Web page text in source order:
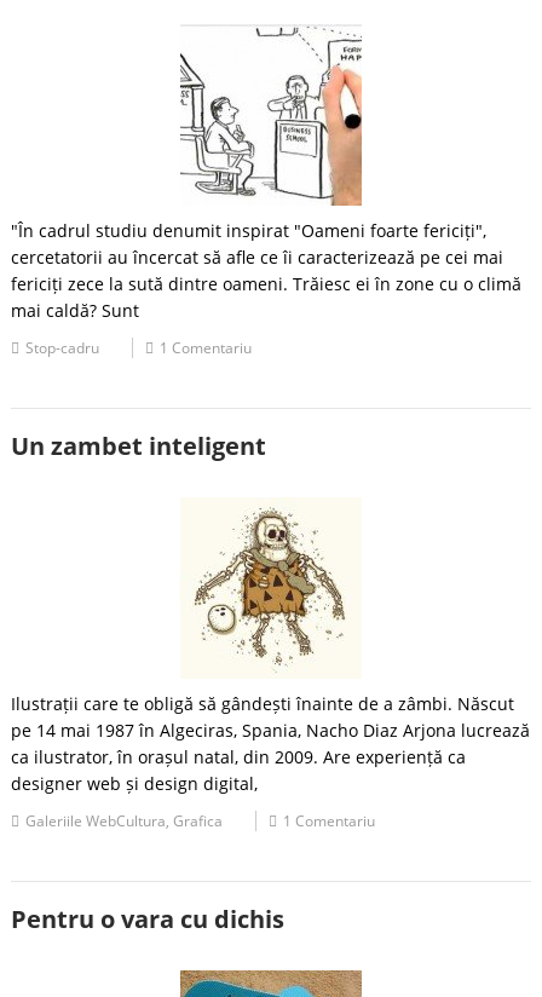
"În cadrul studiu denumit inspirat "Oameni foarte fericiți",
cercetatorii au încercat să afle ce îi caracterizează pe cei mai
fericiți zece la sută dintre oameni. Trăiesc ei în zone cu o climă
mai caldă? Sunt
Stop-cadru 1 Comentariu
Un zambet inteligent
Ilustrații care te obligă să gândești înainte de a zâmbi. Născut
pe 14 mai 1987 în Algeciras, Spania, Nacho Diaz Arjona lucrează
ca ilustrator, în orașul natal, din 2009. Are experiență ca
designer web și design digital,
Galeriile WebCultura,Grafica 1 Comentariu
Pentru o vara cu dichis